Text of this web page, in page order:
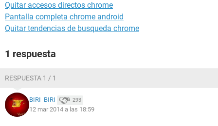
Quitar accesos directos chrome
Pantalla completa chrome android
Quitar tendencias de busqueda chrome
1 respuesta
RESPUESTA 1 / 1
BIRI_BIRI 293
12 mar 2014 a las 18:59